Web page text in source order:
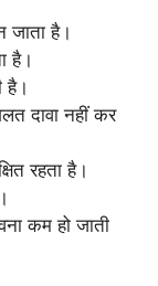
जाता है।
है।
है।
दावा नहीं कर
रहता है।
कम हो जाती